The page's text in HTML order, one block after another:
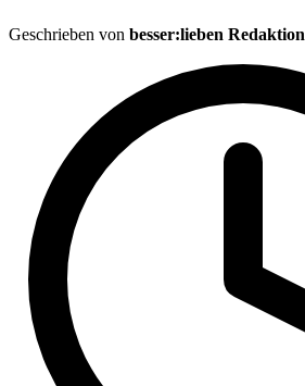
Geschrieben von besser:lieben Redaktion